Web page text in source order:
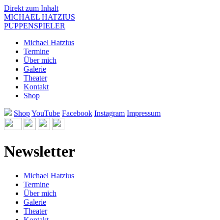
Direkt zum Inhalt
MICHAEL HATZIUS
PUPPENSPIELER
Michael Hatzius
Termine
Über mich
Galerie
Theater
Kontakt
Shop
ShopYouTube Facebook Instagram Impressum
Newsletter
Michael Hatzius
Termine
Über mich
Galerie
Theater